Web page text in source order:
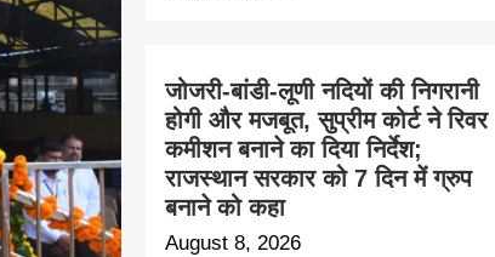
जोजरी-बांडी-लूणी नदियों की निगरानी
होगी और मजबूत, सुप्रीम कोर्ट ने रिवर
कमीशन बनाने का दिया निर्देश;
राजस्थान सरकार को 7 दिन में ग्रुप
बनाने को कहा
August 8, 2026